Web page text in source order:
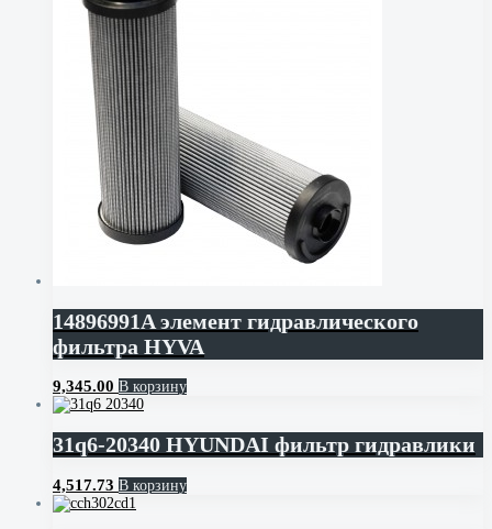
14896991A элемент гидравлического
фильтра HYVA
9,345.00 В корзину
31q6-20340 HYUNDAI фильтр гидравлики
4,517.73 В корзину